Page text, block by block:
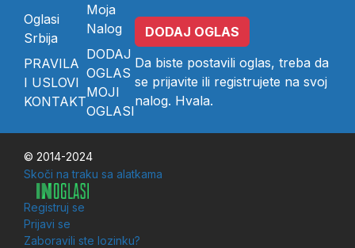
Oglasi
Srbija
PRAVILA
I USLOVI
KONTAKT
Moja
Nalog
DODAJ
OGLAS
MOJI
OGLASI
DODAJ OGLAS
Da biste postavili oglas, treba da
se prijavite ili registrujete na svoj
nalog. Hvala.
© 2014-2024
Skoči na traku sa alatkama
Registruj se
Prijavi se
Zaboravili ste lozinku?